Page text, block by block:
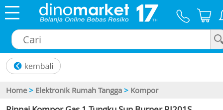
Home > Elektronik Rumah Tangga > Kompor